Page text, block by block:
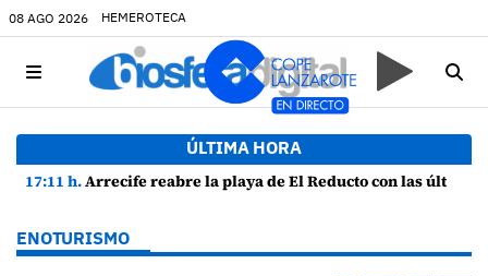
08 AGO 2026 HEMEROTECA
ÚLTIMA HORA
17:11 h.Arrecife reabre la playa de El Reducto con las últimas analíticas mostrando "una buena calidad de las aguas para el baño"
ENOTURISMO